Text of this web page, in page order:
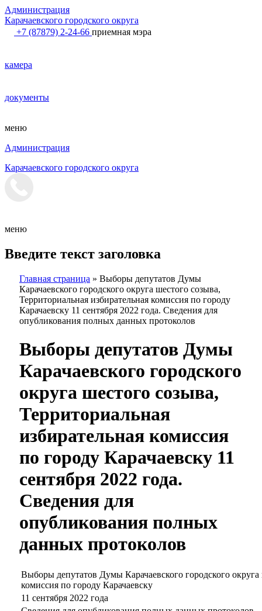
Администрация
Карачаевского городского округа
+7 (87879) 2-24-66 приемная мэра
камера
документы
меню
Администрация
Карачаевского городского округа
меню
Введите текст заголовка
Главная страница » Выборы депутатов Думы
Карачаевского городского округа шестого созыва,
Территориальная избирательная комиссия по городу
Карачаевску 11 сентября 2022 года. Сведения для
опубликования полных данных протоколов
Выборы депутатов Думы
Карачаевского городского
округа шестого созыва,
Территориальная
избирательная комиссия
по городу Карачаевску 11
сентября 2022 года.
Сведения для
опубликования полных
данных протоколов
Выборы депутатов Думы Карачаевского городского
комиссия по городу Карачаевску
11 сентября 2022 года